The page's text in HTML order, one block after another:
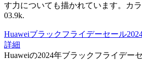
す力についても描かれています。カ
03.9k.
Huaweiブラックフライデーセール
詳細
Huaweiの2024年ブラックフライデー